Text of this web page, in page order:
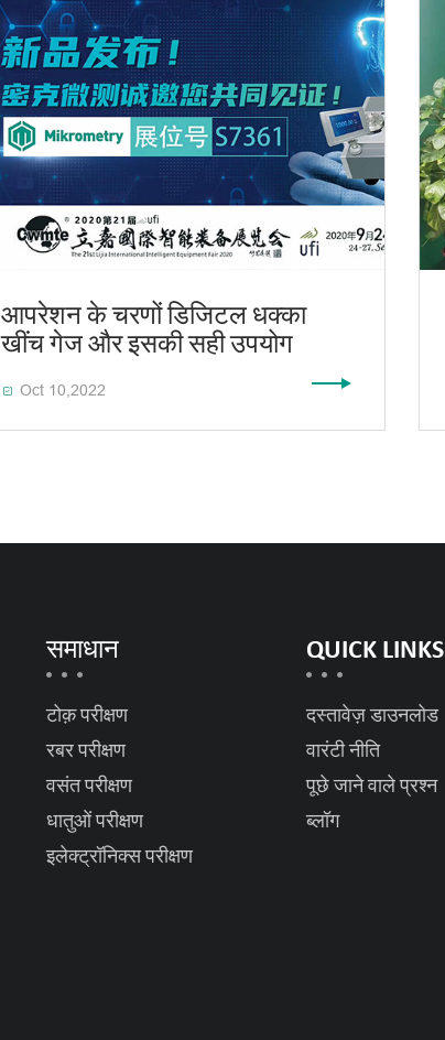
आपरेशन के चरणों डिजिटल धक्का
खींच गेज और इसकी सही उपयोग
 Oct 10,2022
समाधान
टोक़ परीक्षण
रबर परीक्षण
वसंत परीक्षण
धातुओं परीक्षण
इलेक्ट्रॉनिक्स परीक्षण
QUICK LINKS
दस्तावेज़ डाउनलोड
वारंटी नीति
पूछे जाने वाले प्रश्न
ब्लॉग